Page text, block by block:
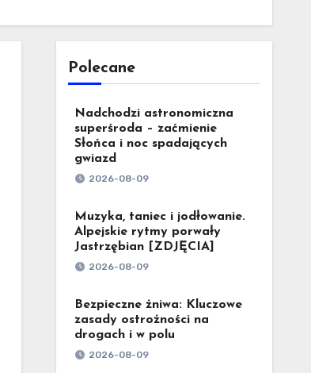
Polecane
Nadchodzi astronomiczna
superśroda – zaćmienie
Słońca i noc spadających
gwiazd
2026-08-09
Muzyka, taniec i jodłowanie.
Alpejskie rytmy porwały
Jastrzębian [ZDJĘCIA]
2026-08-09
Bezpieczne żniwa: Kluczowe
zasady ostrożności na
drogach i w polu
2026-08-09